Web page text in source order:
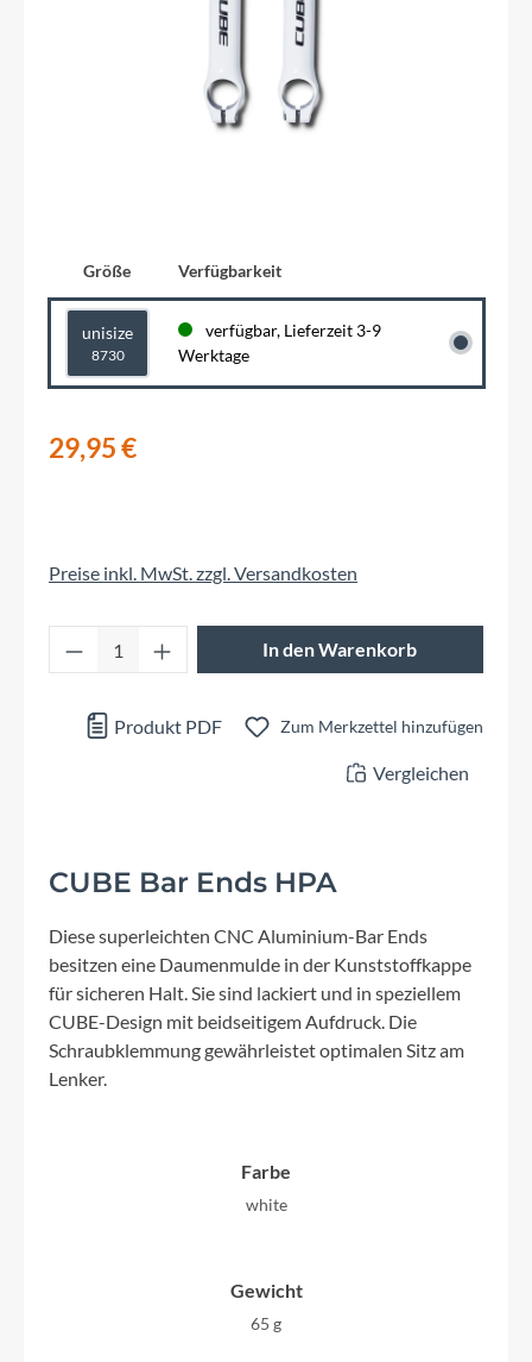
Größe Verfügbarkeit
unisize
8730
verfügbar, Lieferzeit 3-9
Werktage
29,95 €
Preise inkl. MwSt. zzgl. Versandkosten
Produkt Anzahl: Gib den gewünschten
In den Warenkorb
Produkt PDF Zum Merkzettel hinzufügen
Vergleichen
CUBE Bar Ends HPA
Diese superleichten CNC Aluminium-Bar Ends
besitzen eine Daumenmulde in der Kunststoffkappe
für sicheren Halt. Sie sind lackiert und in speziellem
CUBE-Design mit beidseitigem Aufdruck. Die
Schraubklemmung gewährleistet optimalen Sitz am
Lenker.
Farbe
white
Gewicht
65 g